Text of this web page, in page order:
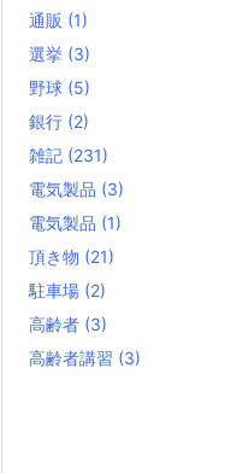
通販 (1)
選挙 (3)
野球 (5)
銀行 (2)
雑記 (231)
電気製品 (3)
電気製品 (1)
頂き物 (21)
駐車場 (2)
高齢者 (3)
高齢者講習 (3)